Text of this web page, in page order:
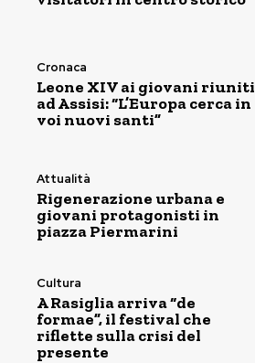
Cronaca
Leone XIV ai giovani riuniti
ad Assisi: “L’Europa cerca in
voi nuovi santi”
Attualità
Rigenerazione urbana e
giovani protagonisti in
piazza Piermarini
Cultura
A Rasiglia arriva “de
formae”, il festival che
riflette sulla crisi del
presente